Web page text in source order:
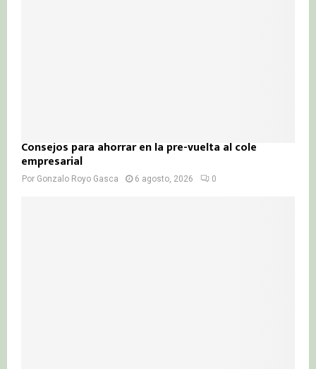
Consejos para ahorrar en la pre-vuelta al cole
empresarial
Por Gonzalo Royo Gasca 6 agosto, 2026 0